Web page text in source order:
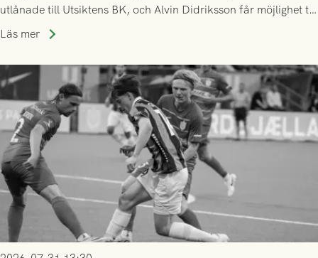
utlånade till Utsiktens BK, och Alvin Didriksson får möjlighet till
speltid i Hestrafors genom föreningssamarbete.
Läs mer